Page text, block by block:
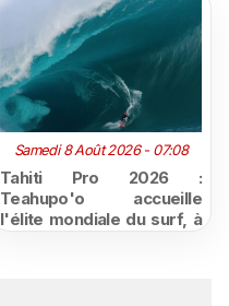
Samedi 8 Août 2026 - 07:08
Tahiti Pro 2026 :
Teahupo'o accueille
l'élite mondiale du surf, à